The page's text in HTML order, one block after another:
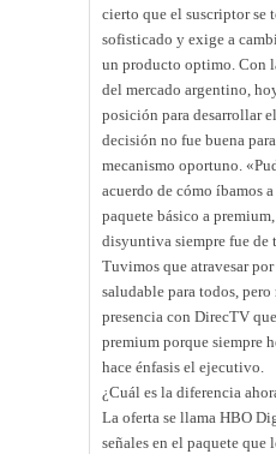
cierto que el suscriptor se
sofisticado y exige a
un producto optimo. Con
del mercado argentino,
posición para desarrollar
decisión no fue buena
mecanismo oportuno.
acuerdo de cómo íbamos
paquete básico a
disyuntiva siempre fue
Tuvimos que atravesar
saludable para todos,
presencia con DirecTV
premium porque siempre
hace énfasis el ejecutivo.
¿Cuál es la diferencia
La oferta se llama HBO
señales en el paquete que